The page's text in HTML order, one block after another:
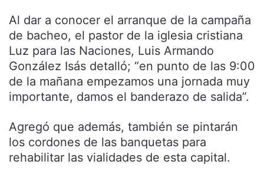
Al dar a conocer el arranque de la campaña
de bacheo, el pastor de la iglesia cristiana
Luz para las Naciones, Luis Armando
González Isás detalló; “en punto de las 9:00
de la mañana empezamos una jornada muy
importante, damos el banderazo de salida”.
Agregó que además, también se pintarán
los cordones de las banquetas para
rehabilitar las vialidades de esta capital.